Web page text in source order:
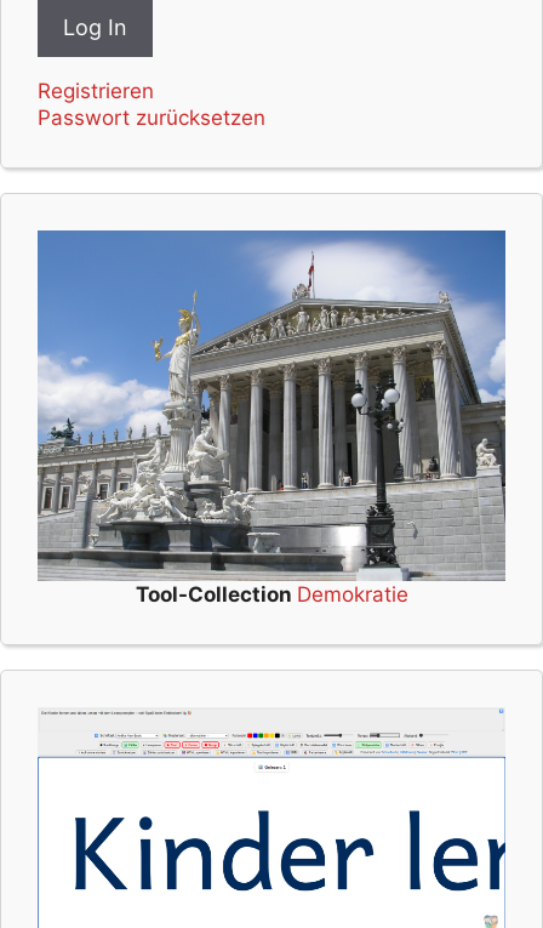
Registrieren
Passwort zurücksetzen
Tool-Collection Demokratie